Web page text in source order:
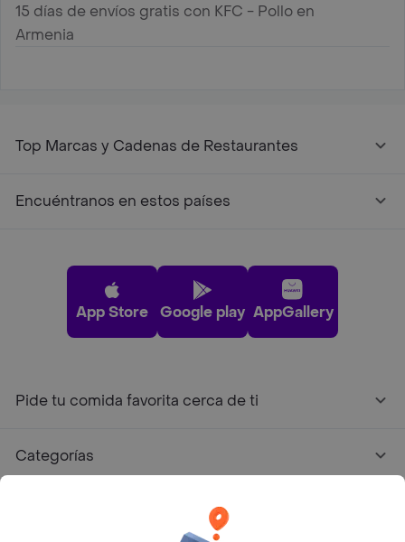
15 días de envíos gratis con KFC - Pollo en
Armenia
Top Marcas y Cadenas de Restaurantes
Encuéntranos en estos países
App Store Google play AppGallery
Pide tu comida favorita cerca de ti
Categorías